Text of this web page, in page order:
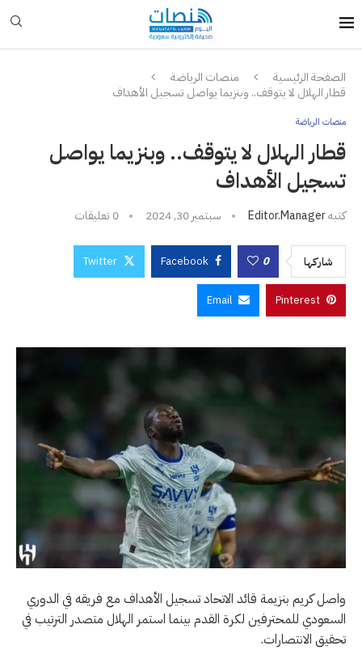
الصفحة الرئيسية
منصات الرياضة
قطار الهلال لا يتوقف.. وبنزيما يواصل تسجيل الأهداف
منصات الرياضة
قطار الهلال لا يتوقف.. وبنزيما يواصل
تسجيل الأهداف
كتبهEditor.manager سبتمبر 30, 2024 0 تعليقات
شاركها 0
Facebook
Twitter
Pinterest
Email
واصل كريم بنزيمة قائد الاتحاد تسجيل الأهداف مع فريقه في الدوري
السعودي للمحترفين لكرة القدم بينما استمر الهلال متصدر الترتيب في
تحقيق الانتصارات.